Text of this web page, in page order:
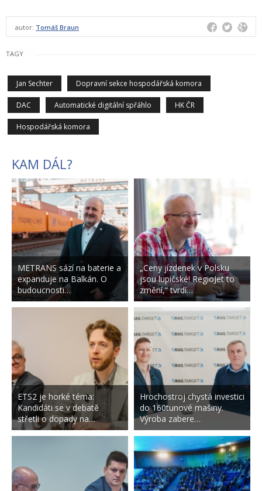
autor: Tomáš Braun
TAGY
Jan Sechter Dopravní sekce hospodářská komora
DAC Automatické digitální spřáhlo HK ČR
Hospodářská komora
KAM DÁL?
METRANS sází na baterie a
expanduje na Balkán. O
budoucnosti…
ETS2 je horké téma:
Kandidáti se v debatě
střetli o dopady na…
„Ceny jízdenek v Polsku
jsou lupičské! RegioJet to
změní,“ tvrdí…
Hrochostroj chystá investici
do 160tunové mašiny.
Výroba zabere…